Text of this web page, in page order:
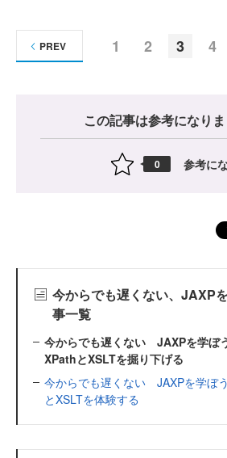
1 2 3 4
PREV
この記事は参考になり
0 参考に
今からでも遅くない、JAXP
事一覧
今からでも遅くない JAXPを学ぼ
XPathとXSLTを掘り下げる
今からでも遅くない JAXPを学ぼ
とXSLTを体験する